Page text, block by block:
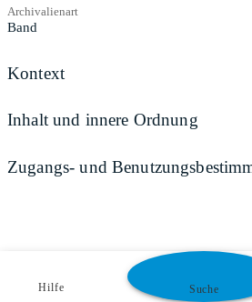
Archivalienart
Band
Kontext
Inhalt und innere Ordnung
Zugangs- und
Hilfe Suche